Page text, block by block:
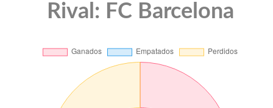
Rival: FC Barcelona